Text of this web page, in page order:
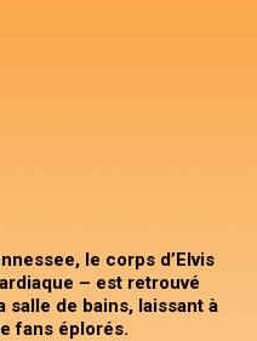
le corps d’Elvis
– est retrouvé
salle de bains, laissant à
fans éplorés.